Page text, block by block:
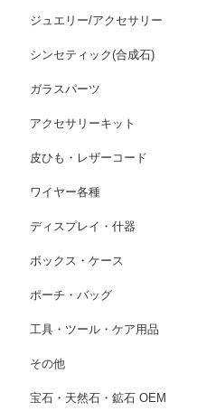
ジュエリー/アクセサリー
シンセティック(合成石)
ガラスパーツ
アクセサリーキット
皮ひも・レザーコード
ワイヤー各種
ディスプレイ・什器
ボックス・ケース
ポーチ・バッグ
工具・ツール・ケア用品
その他
宝石・天然石・鉱石 OEM